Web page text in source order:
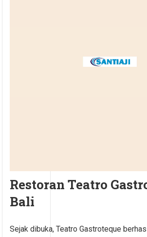
Restoran Teatro
Bali
Sejak dibuka, Teatro Gastroteque